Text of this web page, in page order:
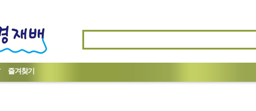
즐겨찾기